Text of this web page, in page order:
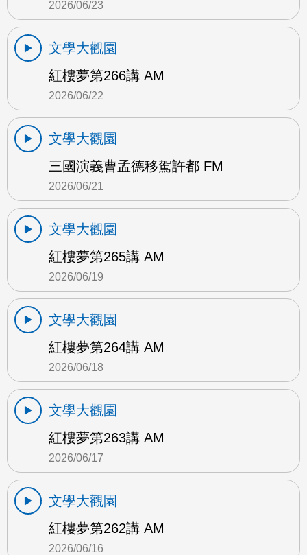
2026/06/23
文學大觀園
紅樓夢第266講 AM
2026/06/22
文學大觀園
三國演義曹孟德移駕許都 FM
2026/06/21
文學大觀園
紅樓夢第265講 AM
2026/06/19
文學大觀園
紅樓夢第264講 AM
2026/06/18
文學大觀園
紅樓夢第263講 AM
2026/06/17
文學大觀園
紅樓夢第262講 AM
2026/06/16